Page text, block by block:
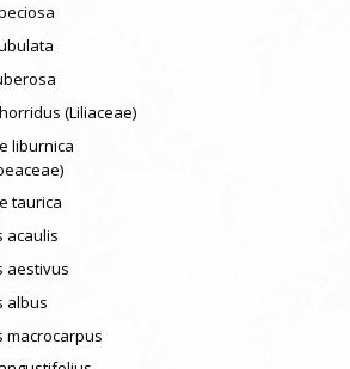
(Liliaceae)
liburnica
taurica
acaulis
aestivus
albus
macrocarpus